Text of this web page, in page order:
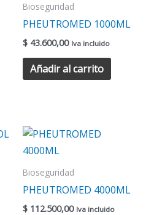
Bioseguridad
PHEUTROMED 1000ML
$ 43.600,00 Iva incluido
Añadir al carrito
Bioseguridad
PHEUTROMED 4000ML
$ 112.500,00 Iva incluido